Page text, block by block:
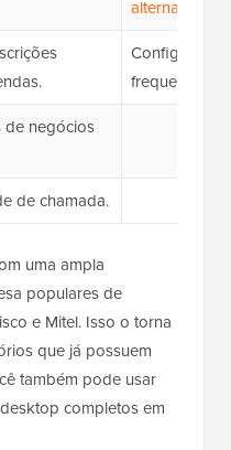
alternativas
Configurar
de negócios
de chamada.
uma ampla
populares de
e Mitel. Isso o torna
que já possuem
também pode usar
completos em